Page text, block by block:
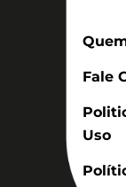
Fale
Uso